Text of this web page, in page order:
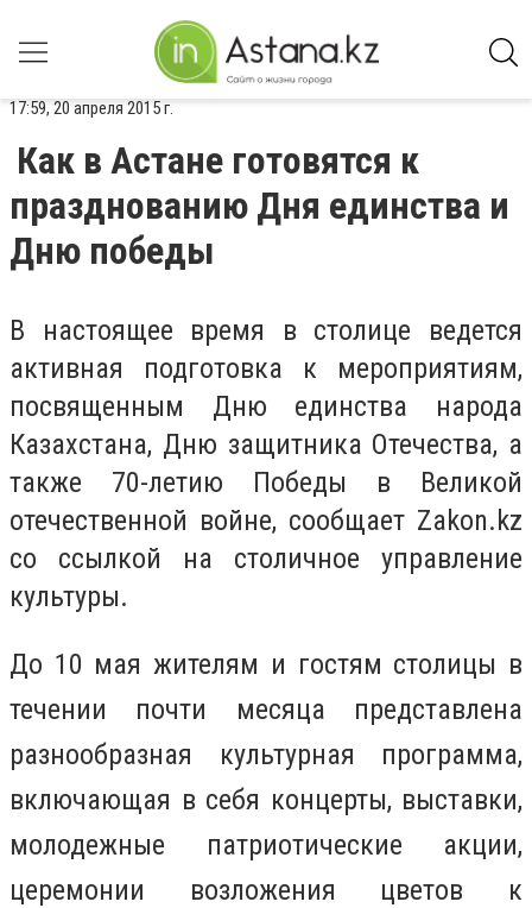
17:59, 20 апреля 2015 г.
Как в Астане готовятся к
празднованию Дня единства и
Дню победы
В настоящее время в столице ведется
активная подготовка к мероприятиям,
посвященным Дню единства народа
Казахстана, Дню защитника Отечества, а
также 70-летию Победы в Великой
отечественной войне, сообщает Zakon.kz
со ссылкой на столичное управление
культуры.
До 10 мая жителям и гостям столицы в
течении почти месяца представлена
разнообразная культурная программа,
включающая в себя концерты, выставки,
молодежные патриотические акции,
церемонии возложения цветов к